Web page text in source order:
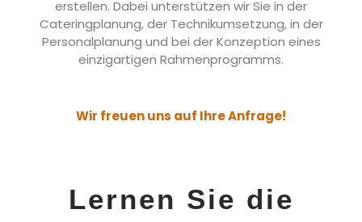
erstellen. Dabei unterstützen wir Sie in der
Cateringplanung, der Technikumsetzung, in der
Personalplanung und bei der Konzeption eines
einzigartigen Rahmenprogramms.
Wir freuen uns auf Ihre Anfrage!
Lernen Sie die